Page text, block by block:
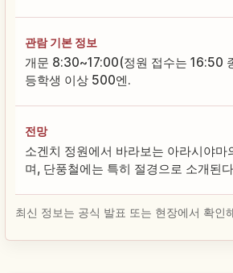
관람 기본 정보
개문 8:30~17:00(정원 접수는 16:50
등학생 이상 500엔.
전망
소겐치 정원에서 바라보는 아라시야마
며, 단풍철에는 특히 절경으로 소개된
최신 정보는 공식 발표 또는 현장에서 확인